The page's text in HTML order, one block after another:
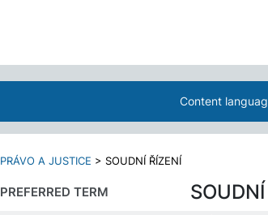
Content
PRÁVO A JUSTICE > SOUDNÍ ŘÍZENÍ
PREFERRED TERM